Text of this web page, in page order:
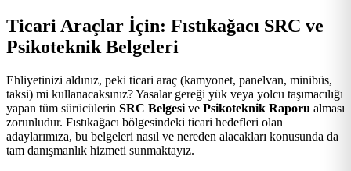
Ticari Araçlar İçin: Fıstıkağacı SRC ve
Psikoteknik Belgeleri
Ehliyetinizi aldınız, peki ticari araç (kamyonet, panelvan, minibüs,
taksi) mi kullanacaksınız? Yasalar gereği yük veya yolcu taşımacılığı
yapan tüm sürücülerin SRC Belgesi ve Psikoteknik Raporu alması
zorunludur. Fıstıkağacı bölgesindeki ticari hedefleri olan
adaylarımıza, bu belgeleri nasıl ve nereden alacakları konusunda da
tam danışmanlık hizmeti sunmaktayız.